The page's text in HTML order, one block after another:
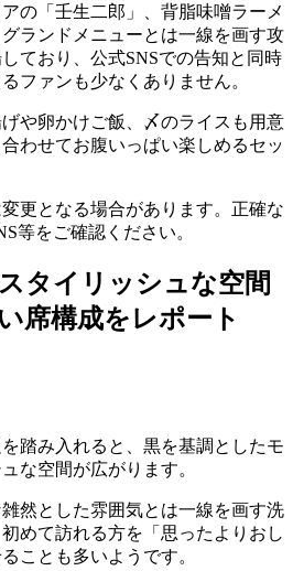
の「壬生二郎」、背脂味噌ラーメ
ランドメニューとは一線を画す攻
ており、公式SNSでの告知と同時
ファンも少なくありません。
や卵かけご飯、〆のライスも用意
わせてお腹いっぱい楽しめるセッ
更となる場合があります。正確な
等をご確認ください。
タイリッシュな空間
席構成をレポート
踏み入れると、黒を基調としたモ
な空間が広がります。
然とした雰囲気とは一線を画す洗
めて訪れる方を「思ったよりおし
ことも多いようです。